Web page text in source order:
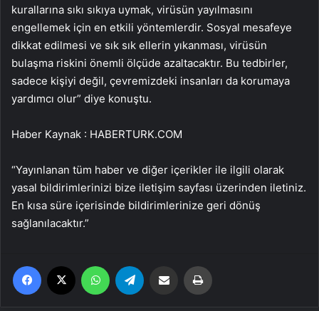
kurallarına sıkı sıkıya uymak, virüsün yayılmasını
engellemek için en etkili yöntemlerdir. Sosyal mesafeye
dikkat edilmesi ve sık sık ellerin yıkanması, virüsün
bulaşma riskini önemli ölçüde azaltacaktır. Bu tedbirler,
sadece kişiyi değil, çevremizdeki insanları da korumaya
yardımcı olur” diye konuştu.
Haber Kaynak : HABERTURK.COM
“Yayınlanan tüm haber ve diğer içerikler ile ilgili olarak
yasal bildirimlerinizi bize iletişim sayfası üzerinden iletiniz.
En kısa süre içerisinde bildirimlerinize geri dönüş
sağlanılacaktır.”
Facebook WhatsApp Email'den paylaş